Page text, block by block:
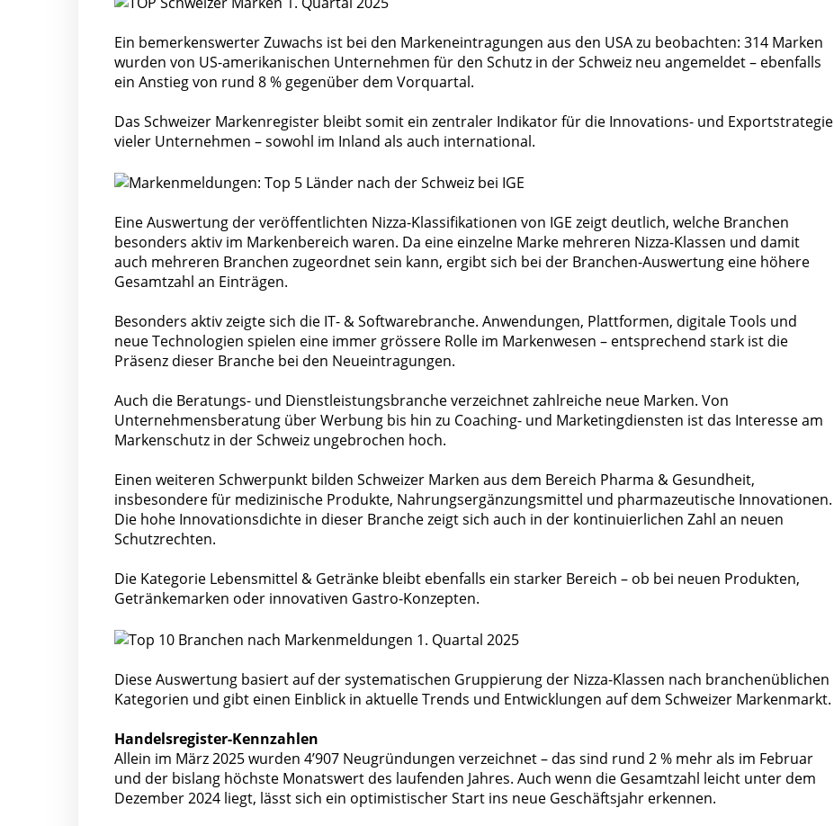
Ein bemerkenswerter Zuwachs ist bei den Markeneintragungen aus den USA zu beobachten: 314 Marken
wurden von US-amerikanischen Unternehmen für den Schutz in der Schweiz neu angemeldet – ebenfalls
ein Anstieg von rund 8 % gegenüber dem Vorquartal.
Das Schweizer Markenregister bleibt somit ein zentraler Indikator für die Innovations- und Exportstrategie
vieler Unternehmen – sowohl im Inland als auch international.
Eine Auswertung der veröffentlichten Nizza-Klassifikationen von IGE zeigt deutlich, welche Branchen
besonders aktiv im Markenbereich waren. Da eine einzelne Marke mehreren Nizza-Klassen und damit
auch mehreren Branchen zugeordnet sein kann, ergibt sich bei der Branchen-Auswertung eine höhere
Gesamtzahl an Einträgen.
Besonders aktiv zeigte sich die IT- & Softwarebranche. Anwendungen, Plattformen, digitale Tools und
neue Technologien spielen eine immer grössere Rolle im Markenwesen – entsprechend stark ist die
Präsenz dieser Branche bei den Neueintragungen.
Auch die Beratungs- und Dienstleistungsbranche verzeichnet zahlreiche neue Marken. Von
Unternehmensberatung über Werbung bis hin zu Coaching- und Marketingdiensten ist das Interesse am
Markenschutz in der Schweiz ungebrochen hoch.
Einen weiteren Schwerpunkt bilden Schweizer Marken aus dem Bereich Pharma & Gesundheit,
insbesondere für medizinische Produkte, Nahrungsergänzungsmittel und pharmazeutische Innovationen.
Die hohe Innovationsdichte in dieser Branche zeigt sich auch in der kontinuierlichen Zahl an neuen
Schutzrechten.
Die Kategorie Lebensmittel & Getränke bleibt ebenfalls ein starker Bereich – ob bei neuen Produkten,
Getränkemarken oder innovativen Gastro-Konzepten.
Diese Auswertung basiert auf der systematischen Gruppierung der Nizza-Klassen nach branchenüblichen
Kategorien und gibt einen Einblick in aktuelle Trends und Entwicklungen auf dem Schweizer Markenmarkt.
Handelsregister-Kennzahlen
Allein im März 2025 wurden 4’907 Neugründungen verzeichnet – das sind rund 2 % mehr als im Februar
und der bislang höchste Monatswert des laufenden Jahres. Auch wenn die Gesamtzahl leicht unter dem
Dezember 2024 liegt, lässt sich ein optimistischer Start ins neue Geschäftsjahr erkennen.